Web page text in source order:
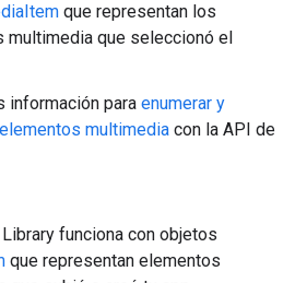
que representan los
multimedia que seleccionó el
información para enumerar y
multimedia con la API de
funciona con objetos
que representan elementos